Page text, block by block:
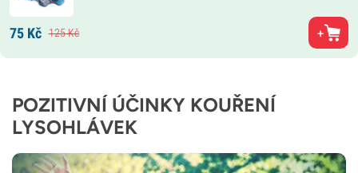
75 Kč 125Kč
POZITIVNÍ ÚČINKY KOUŘENÍ
LYSOHLÁVEK